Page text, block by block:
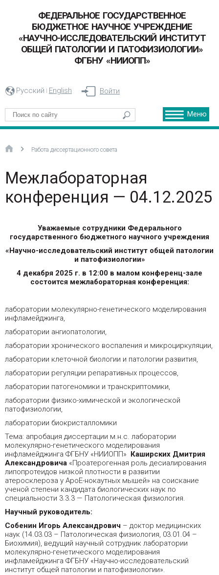
ФЕДЕРАЛЬНОЕ ГОСУДАРСТВЕННОЕ
БЮДЖЕТНОЕ НАУЧНОЕ УЧРЕЖДЕНИЕ
«НАУЧНО-ИССЛЕДОВАТЕЛЬСКИЙ ИНСТИТУТ
ОБЩЕЙ ПАТОЛОГИИ И ПАТОФИЗИОЛОГИИ»
ФГБНУ «НИИОПП»
Меню
Русский English Войти
Работа диссертационного совета
Межлабораторная
конференция — 04.12.2025
Уважаемые сотрудники Федерального
государственного бюджетного научного учреждения
«Научно-исследовательский институт общей патологии
и патофизиологии»
4 декабря 2025 г. в 12:00 в малом конференц-зале
состоится межлабораторная конференция:
лаборатории молекулярно-генетического моделирования
инфламейджинга,
лаборатории ангиопатологии,
лаборатории хронического воспаления и микроциркуляции,
лаборатории клеточной биологии и патологии развития,
лаборатории регуляции репаративных процессов,
лаборатории патогеномики и транскриптомики,
лаборатории физико-химической и экологической
патофизиологии,
лаборатории биокристалломики
Тема: апробация диссертации м.н.с. лаборатории
молекулярно-генетического моделирования
инфламейджинга ФГБНУ «НИИОПП»
Каширских Дмитрия
Александровича «Проатерогенная роль десиалирования
липопротеидов низкой плотности в развитии
атеросклероза у ApoE-нокаутных мышей» на соискание
ученой степени кандидата биологических наук по
специальности 3.3.3 — Патологическая физиология.
Научный руководитель:
Собенин Игорь Александрович – доктор медицинских
наук (14.03.03 – Патологическая физиология, 03.01.04 –
Биохимия), ведущий научный сотрудник лаборатории
молекулярно-генетического моделирования
инфламейджинга ФГБНУ «Научно-исследовательский
институт общей патологии и патофизиологии».